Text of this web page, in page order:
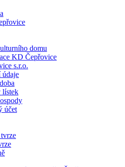
domu
KD Čepřovice
s.r.o.
lístek
účet